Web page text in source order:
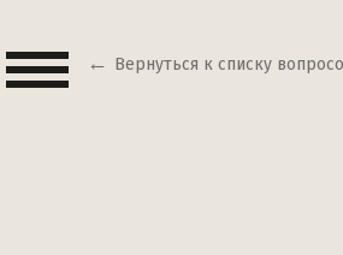
Вернуться к списку